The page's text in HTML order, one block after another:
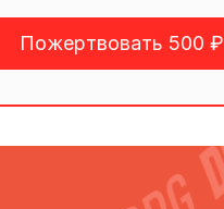
Пожертвовать 500 ₽